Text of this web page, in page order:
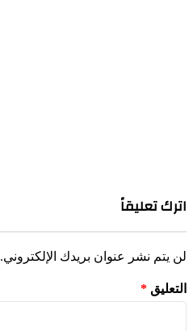
اترك تعليقاً
لن يتم نشر عنوان بريدك الإلكتروني.
التعليق *